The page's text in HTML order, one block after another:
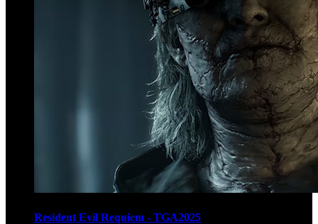
Resident Evil Requiem - TGA2025